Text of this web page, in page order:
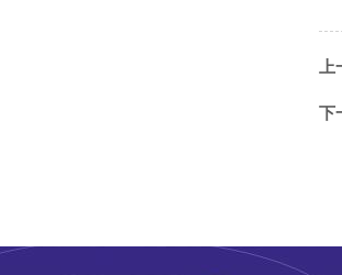
上
下